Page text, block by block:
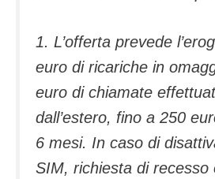
1. L’offerta prevede
euro di ricariche in
euro di chiamate
dall’estero, fino a 250
6 mesi. In caso di
SIM, richiesta di recesso